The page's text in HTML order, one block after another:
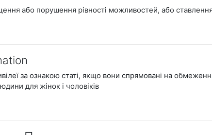
або порушення рівності можливостей, або ставлення
за ознакою статі, якщо вони спрямовані на
для жінок і чоловіків